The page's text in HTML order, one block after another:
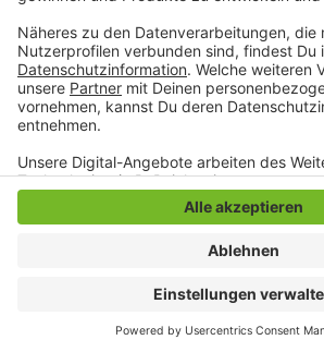
Anzeige